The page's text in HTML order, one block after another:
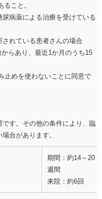
こと。
病薬による治療を受けている
されている患者さんの場合
あり、最近1か月のうち15
めを使わないことに同意で
す。その他の条件により、臨
合があります。
期間：約14～20
週間
来院：約6回